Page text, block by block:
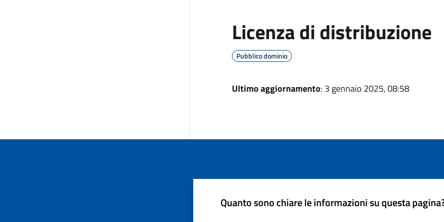
Licenza di distribuzione
Pubblico dominio
Ultimo aggiornamento: 3 gennaio 2025, 08:58
Quanto sono chiare le informazioni su questa